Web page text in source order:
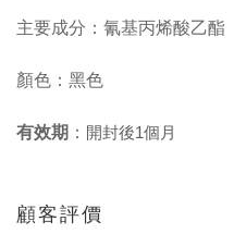
主要成分：氰基丙烯酸乙酯
顏色：黑色
有效期 ： 開封後1個月
顧客評價